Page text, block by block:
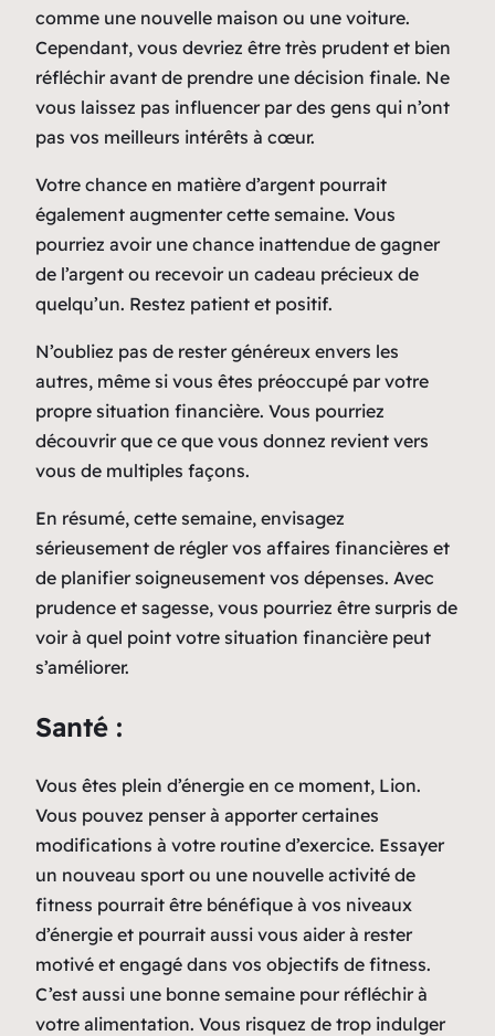
comme une nouvelle maison ou une voiture.
Cependant, vous devriez être très prudent et bien
réfléchir avant de prendre une décision finale. Ne
vous laissez pas influencer par des gens qui n’ont
pas vos meilleurs intérêts à cœur.
Votre chance en matière d’argent pourrait
également augmenter cette semaine. Vous
pourriez avoir une chance inattendue de gagner
de l’argent ou recevoir un cadeau précieux de
quelqu’un. Restez patient et positif.
N’oubliez pas de rester généreux envers les
autres, même si vous êtes préoccupé par votre
propre situation financière. Vous pourriez
découvrir que ce que vous donnez revient vers
vous de multiples façons.
En résumé, cette semaine, envisagez
sérieusement de régler vos affaires financières et
de planifier soigneusement vos dépenses. Avec
prudence et sagesse, vous pourriez être surpris de
voir à quel point votre situation financière peut
s’améliorer.
Santé :
Vous êtes plein d’énergie en ce moment, Lion.
Vous pouvez penser à apporter certaines
modifications à votre routine d’exercice. Essayer
un nouveau sport ou une nouvelle activité de
fitness pourrait être bénéfique à vos niveaux
d’énergie et pourrait aussi vous aider à rester
motivé et engagé dans vos objectifs de fitness.
C’est aussi une bonne semaine pour réfléchir à
votre alimentation. Vous risquez de trop indulger